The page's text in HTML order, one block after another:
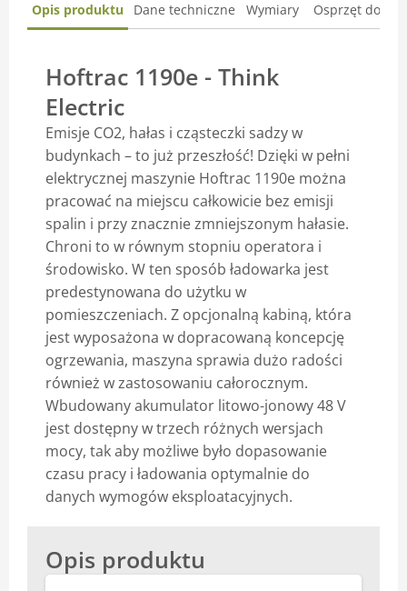
Opis produktu Dane techniczne Wymiary Osprzęt
Hoftrac 1190e - Think
Electric
Emisje CO2, hałas i cząsteczki sadzy w
budynkach – to już przeszłość! Dzięki w pełni
elektrycznej maszynie Hoftrac 1190e można
pracować na miejscu całkowicie bez emisji
spalin i przy znacznie zmniejszonym hałasie.
Chroni to w równym stopniu operatora i
środowisko. W ten sposób ładowarka jest
predestynowana do użytku w
pomieszczeniach. Z opcjonalną kabiną, która
jest wyposażona w dopracowaną koncepcję
ogrzewania, maszyna sprawia dużo radości
również w zastosowaniu całorocznym.
Wbudowany akumulator litowo-jonowy 48 V
jest dostępny w trzech różnych wersjach
mocy, tak aby możliwe było dopasowanie
czasu pracy i ładowania optymalnie do
danych wymogów eksploatacyjnych.
Opis produktu
Kariera
Blog